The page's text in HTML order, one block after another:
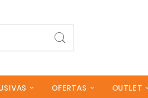
OFERTAS OUTLET